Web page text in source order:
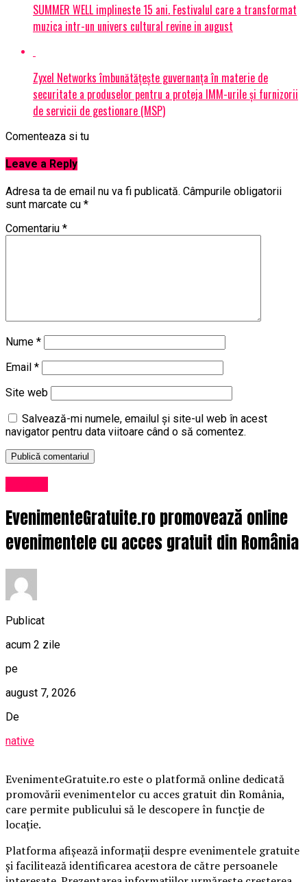
SUMMER WELL implineste 15 ani. Festivalul care a transformat
muzica intr-un univers cultural revine in august
Zyxel Networks îmbunătățește guvernanța în materie de
securitate a produselor pentru a proteja IMM-urile și furnizorii
de servicii de gestionare (MSP)
Comenteaza si tu
Leave a Reply
Adresa ta de email nu va fi publicată. Câmpurile obligatorii
sunt marcate cu *
Comentariu *
Nume *
Email *
Site web
Salvează-mi numele, emailul și site-ul web în acest
navigator pentru data viitoare când o să comentez.
EvenimenteGratuite.ro promovează online
evenimentele cu acces gratuit din România
Publicat
acum 2 zile
pe
august 7, 2026
De
native
EvenimenteGratuite.ro este o platformă online dedicată
promovării evenimentelor cu acces gratuit din România,
care permite publicului să le descopere în funcție de
locație.
Platforma afișează informații despre evenimentele gratuite
și facilitează identificarea acestora de către persoanele